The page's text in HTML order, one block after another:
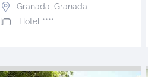
Granada Granada
Hotel ****